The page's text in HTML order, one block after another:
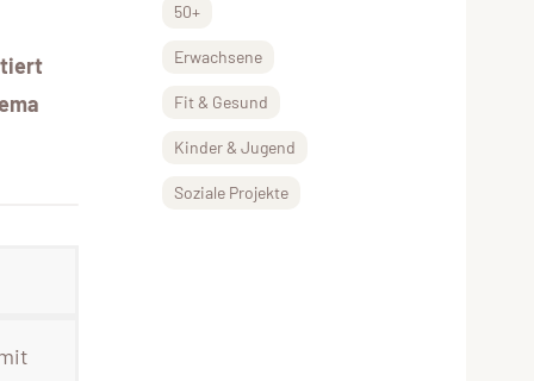
50+
Erwachsene
Fit & Gesund
Kinder & Jugend
Soziale Projekte